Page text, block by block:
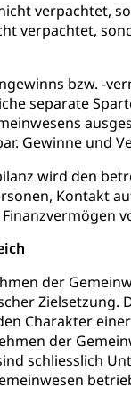
verpachtet,
verpachtet,
bzw. -
separate
Gewinne und
wird den
Kontakt
der
Zielsetzung.
Charakter
der
schliesslich
LU, OW, NW, ZG)
Zivilstandsamt,